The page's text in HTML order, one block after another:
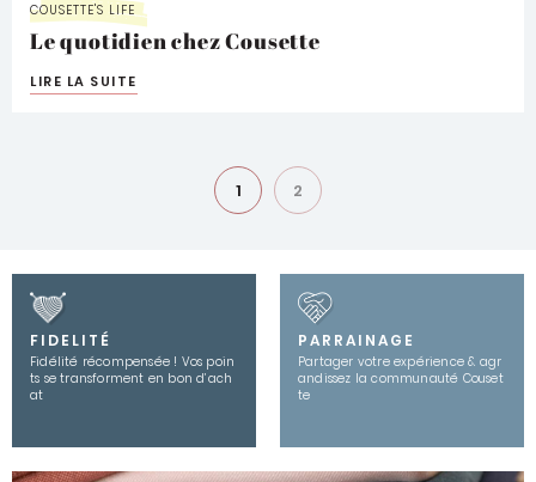
COUSETTE'S LIFE
Le quotidien chez Cousette
LIRE LA SUITE
1 2
FIDELITÉ
Fidélité récompensée ! Vos poin
ts se transforment en bon d’ach
at
PARRAINAGE
Partager votre expérience & agr
andissez la communauté Couset
te